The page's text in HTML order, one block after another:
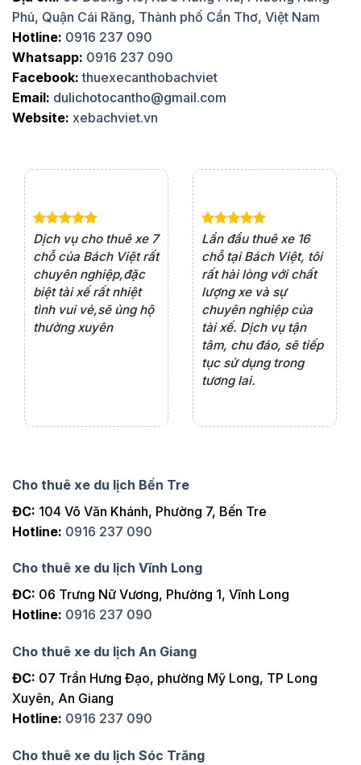
Phú, Quận Cái Răng, Thành phố Cần Thơ, Việt Nam
Hotline: 0916 237 090
Whatsapp: 0916 237 090
Facebook: thuexecanthobachviet
Email: dulichotocantho@gmail.com
Website: xebachviet.vn
Dịch vụ cho thuê xe 7
chỗ của Bách Việt rất
chuyên nghiệp,đặc
biệt tài xế rất nhiệt
tình vui vẻ,sẽ ủng hộ
thường xuyên
Lần đầu thuê xe 16
chỗ tại Bách Việt, tôi
rất hài lòng với chất
lượng xe và sự
chuyên nghiệp của
tài xế. Dịch vụ tận
tâm, chu đáo, sẽ tiếp
tục sử dụng trong
tương lai.
Cho thuê xe du lịch Bến Tre
ĐC: 104 Võ Văn Khánh, Phường 7, Bến Tre
Hotline: 0916 237 090
Cho thuê xe du lịch Vĩnh Long
ĐC: 06 Trưng Nữ Vương, Phường 1, Vĩnh Long
Hotline: 0916 237 090
Cho thuê xe du lịch An Giang
ĐC: 07 Trần Hưng Đạo, phường Mỹ Long, TP Long
Xuyên, An Giang
Hotline: 0916 237 090
Cho thuê xe du lịch Sóc Trăng